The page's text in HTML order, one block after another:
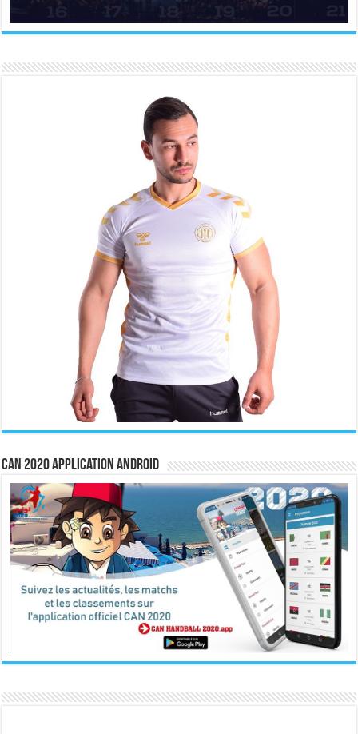
CAN 2020 Application Android